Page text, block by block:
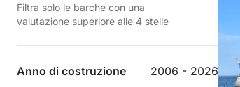
Filtra solo le barche con una
valutazione superiore alle 4 stelle
Anno di costruzione 2006 - 2026